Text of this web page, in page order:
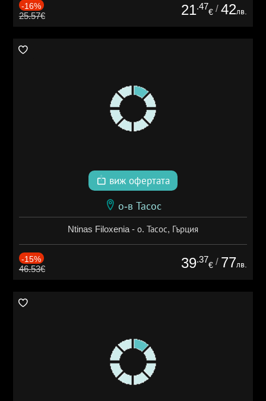
-16%
25.57€ 21.47
€ / 42лв.
виж офертата
о-в Тасос
Ntinas Filoxenia - о. Тасос, Гърция
-15%
46.53€ 39.37
€ / 77лв.